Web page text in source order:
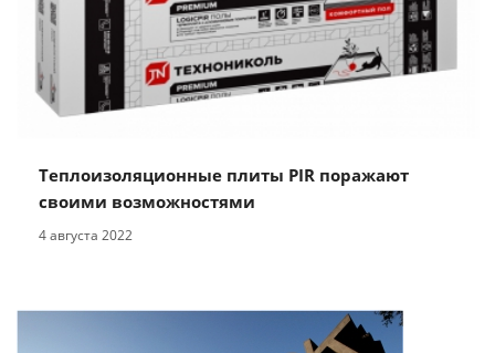
Теплоизоляционные плиты PIR поражают
своими возможностями
4 августа 2022